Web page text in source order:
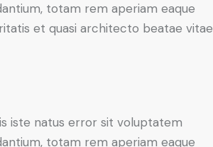
totam rem aperiam eaque
et quasi architecto beatae vitae
iste natus error sit voluptatem
totam rem aperiam eaque